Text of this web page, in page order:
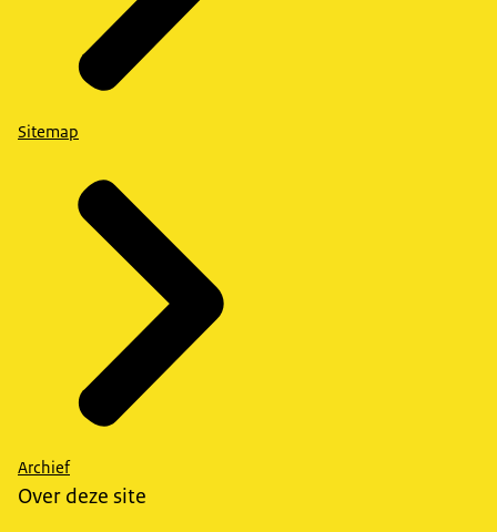
Sitemap
Archief
Over deze site